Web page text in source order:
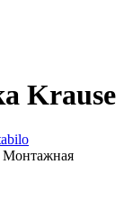
Krause
Монтажная